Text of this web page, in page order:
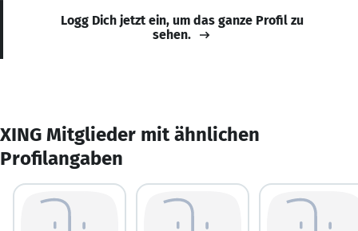
Logg Dich jetzt ein, um das ganze Profil zu
sehen.
XING Mitglieder mit ähnlichen
Profilangaben